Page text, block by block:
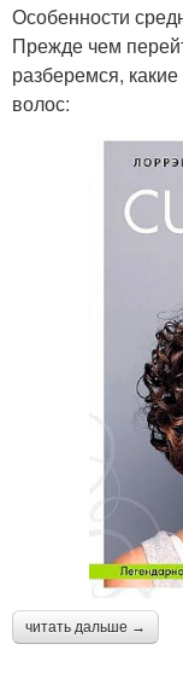
Особенности
Прежде чем
разберемся,
волос:
читать дальше →